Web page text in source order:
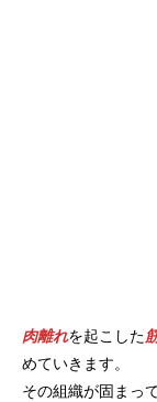
肉離れを起こした
めていきます。
その組織が固まっ